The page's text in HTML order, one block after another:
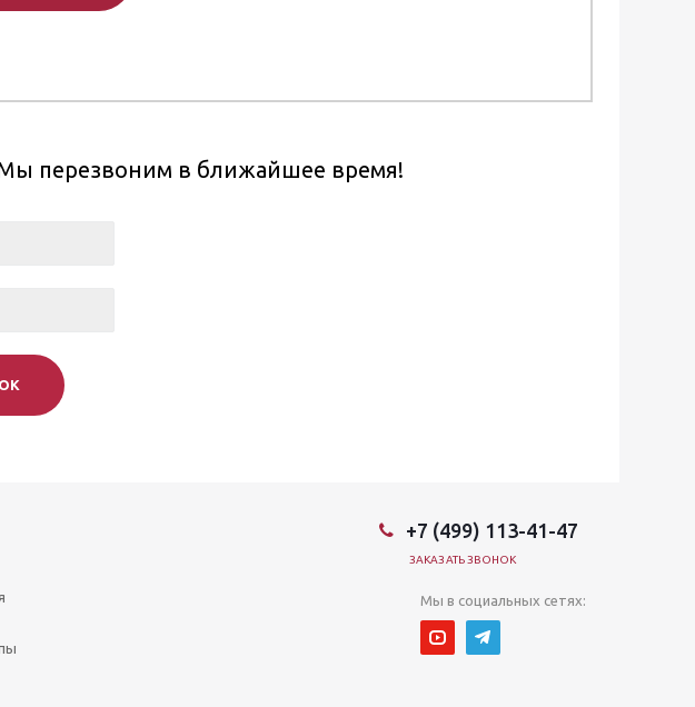
Мы перезвоним в ближайшее время!
+7 (499) 113-41-47
ЗАКАЗАТЬ ЗВОНОК
Мы в социальных сетях: